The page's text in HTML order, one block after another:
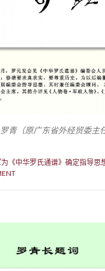
青（原广东省外经贸委
《中华罗氏通谱》确定指导思